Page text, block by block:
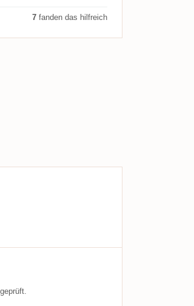
7 fanden das hilfreich